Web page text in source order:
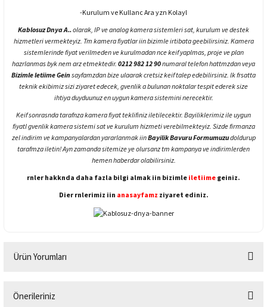
-Kurulum ve Kullanc Ara yzn Kolayl
Kablosuz Dnya A..olarak, IP ve analog kamera sistemleri sat, kurulum ve destek
hizmetleri vermekteyiz. Tm kamera fiyatlar iin bizimle irtibata geebilirsiniz. Kamera
sistemlerinde fiyat verilmeden ve kurulmadan nce keif yaplmas, proje ve plan
hazrlanmas byk nem arz etmektedir. 0212 982 12 90numaral telefon hattmzdan veya
Bizimle letiime Gein sayfamzdan bize ulaarak cretsiz keif talep edebilirsiniz. lk frsatta
teknik ekibimiz sizi ziyaret edecek, gvenlik a bulunan noktalar tespit ederek size
ihtiya duyduunuz en uygun kamera sistemini nerecektir.
Keif sonrasnda tarafnza kamera fiyat teklifiniz iletilecektir. Bayiliklerimiz ile uygun
fiyatl gvenlik kamera sistemi sat ve kurulum hizmeti verebilmekteyiz. Sizde firmanza
zel indirim ve kampanyalardan yararlanmak iinBayilik Bavuru Formumuzudoldurup
tarafmza iletin! Ayn zamanda sitemize ye olursanz tm kampanya ve indirimlerden
hemen haberdar olabilirsiniz.
rnler hakknda daha fazla bilgi almak iin bizimle iletiime geiniz.
Dier rnlerimiz iin anasayfamz ziyaret ediniz.
Ürün Yorumları
Önerileriniz